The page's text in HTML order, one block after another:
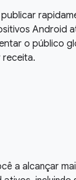
Android
o público
receita.
a alcançar